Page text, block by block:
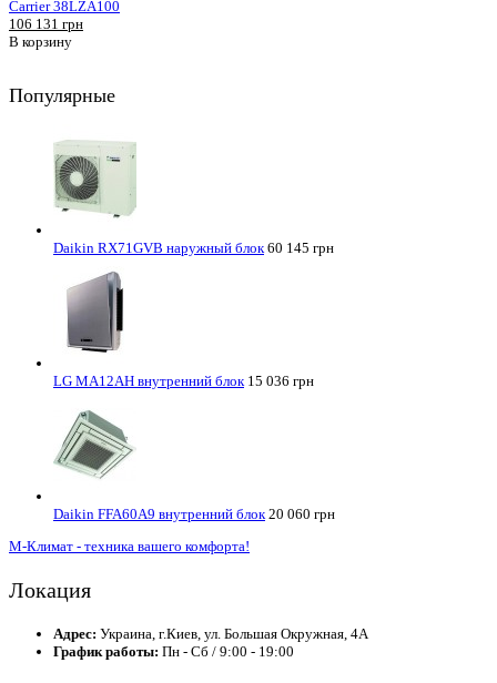
Carrier 38LZA100
106 131 грн
В корзину
Популярные
Daikin RX71GVB наружный блок 60 145 грн
LG MA12AH внутренний блок 15 036 грн
Daikin FFA60A9 внутренний блок 20 060 грн
М-Климат - техника вашего комфорта!
Локация
Адрес: Украина, г.Киев, ул. Большая Окружная, 4А
График работы: Пн - Сб / 9:00 - 19:00